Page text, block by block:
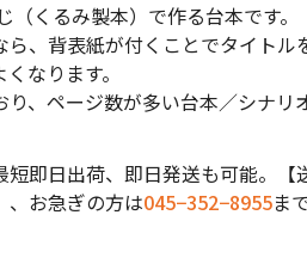
（くるみ製本）で作る台本です。
ら、背表紙が付くことでタイトル
なります。
り、ページ数が多い台本／シナリ
短即日出荷、即日発送も可能。【
、お急ぎの方は045−352−8955ま